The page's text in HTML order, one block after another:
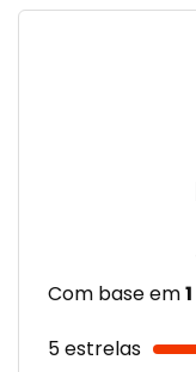
Com base em1
5 estrelas